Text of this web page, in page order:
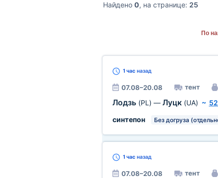
Найдено 0, на странице: 25
По
1 часназад
07.08–20.08 тент
Лодзь (PL) — Луцк (UA) ~
синтепон
Без догруза
1 часназад
07.08–20.08 тент